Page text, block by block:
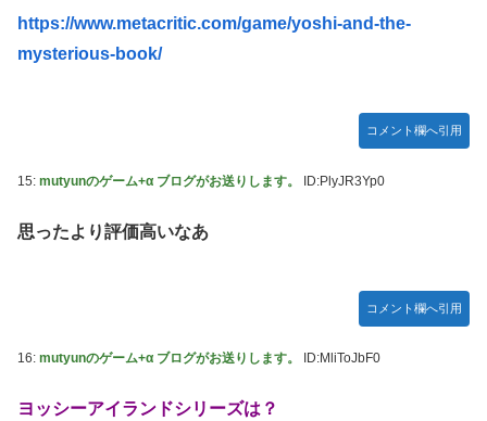
https://www.metacritic.com/game/yoshi-and-the-
mysterious-book/
コメント欄へ引用
15: mutyunのゲーム+α ブログがお送りします。 ID:PlyJR3Yp0
思ったより評価高いなあ
コメント欄へ引用
16: mutyunのゲーム+α ブログがお送りします。 ID:MliToJbF0
ヨッシーアイランドシリーズは？